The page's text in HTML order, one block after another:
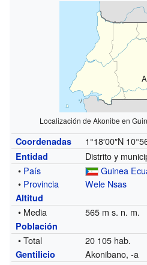
Localización de Akonibe en
Coordenadas 1°18′00″N
Entidad
Distrito y
• País
Guinea
• Provincia Wele Nsas
Altitud
• Media 565 m s. n. m.
Población
• Total 20 105 hab.
Gentilicio Akonibano, -a